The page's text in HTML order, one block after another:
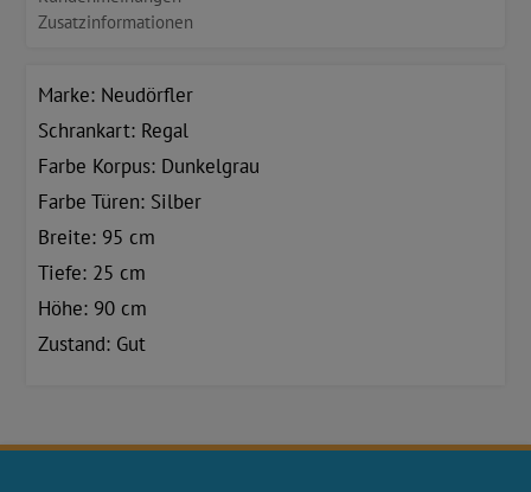
Zusatzinformationen
Marke: Neudörfler
Schrankart: Regal
Farbe Korpus: Dunkelgrau
Farbe Türen: Silber
Breite: 95 cm
Tiefe: 25 cm
Höhe: 90 cm
Zustand: Gut